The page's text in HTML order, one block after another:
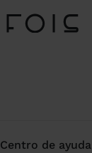
centro de ayuda